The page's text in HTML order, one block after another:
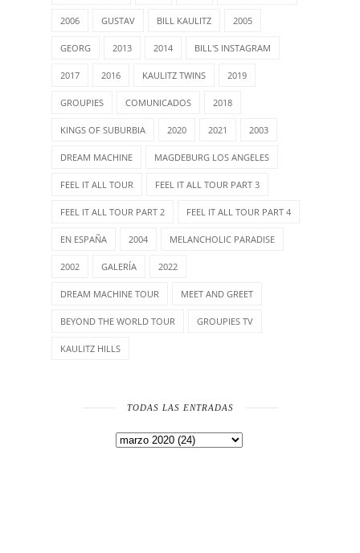
2006 GUSTAV BILL KAULITZ 2005
GEORG 2013 2014 BILL'S INSTAGRAM
2017 2016 KAULITZ TWINS 2019
GROUPIES COMUNICADOS 2018
KINGS OF SUBURBIA 2020 2021 2003
DREAM MACHINE MAGDEBURG LOS ANGELES
FEEL IT ALL TOUR FEEL IT ALL TOUR PART 3
FEEL IT ALL TOUR PART 2 FEEL IT ALL TOUR PART 4
EN ESPAÑA 2004 MELANCHOLIC PARADISE
2002 GALERÍA 2022
DREAM MACHINE TOUR MEET AND GREET
BEYOND THE WORLD TOUR GROUPIES TV
KAULITZ HILLS
TODAS LAS ENTRADAS